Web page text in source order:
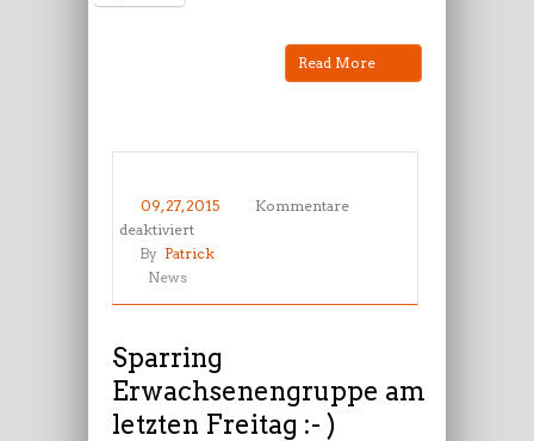
Read More
09, 27, 2015
Kommentare
deaktiviertfür
Sparring
:-
)
By Patrick
News
Sparring
Erwachsenengruppe am
letzten Freitag :- )